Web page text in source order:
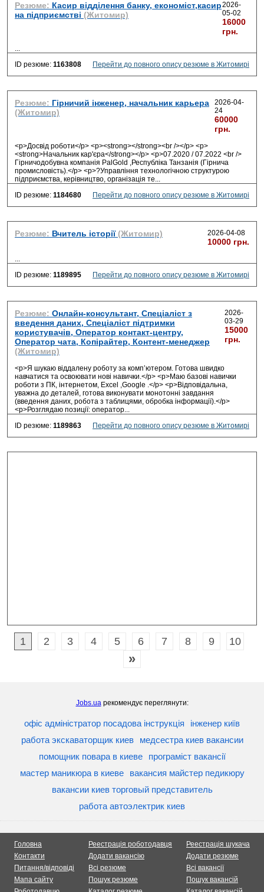
Резюме: Касир відділення банку, економіст,касир
на підприємстві (Житомир)
2026-
05-02
16000
грн.
...
ID резюме: 1163808 Перейти до повного опису резюме в Житомирі
Резюме: Гірничий інженер, начальник карьера
(Житомир)
2026-04-
24
60000
грн.
<p>Досвід роботи</p> <p><strong></strong><br /></p> <p>
<strong>Начальник кар'єра</strong></p> <p>07.2020 / 07.2022 <br />
Гірничодобувна компанія PalGold ,Республіка Танзанія (Гірнича
промисловість).</p> <p>?Управління технологічною структурою
підприємства, керівництво, організація те...
ID резюме: 1184680 Перейти до повного опису резюме в Житомирі
Резюме: Вчитель історії (Житомир) 2026-04-08
10000 грн.
...
ID резюме: 1189895 Перейти до повного опису резюме в Житомирі
Резюме: Онлайн-консультант, Спеціаліст з
введення даних, Спеціаліст підтримки
користувачів, Оператор контакт-центру,
Оператор чата, Копірайтер, Контент-менеджер
(Житомир)
2026-
03-29
15000
грн.
<p>Я шукаю віддалену роботу за комп’ютером. Готова швидко
навчатися та освоювати нові навички.</p> <p>Маю базові навички
роботи з ПК, інтернетом, Excel ,Google .</p> <p>Відповідальна,
уважна до деталей, готова виконувати монотонні завдання
(введення даних, робота з таблицями, обробка інформації).</p>
<p>Розглядаю позиції: оператор...
ID резюме: 1189863 Перейти до повного опису резюме в Житомирі
1 2 3 4 5 6 7 8 9 10
»
Jobs.uaрекомендує переглянути:
офіс адміністратор посадова інструкція
інженер київ
работа экскаваторщик киев
медсестра киев вакансии
помощник повара в киеве
програміст вакансії
мастер маникюра в киеве
вакансия майстер педикюру
вакансии киев торговый представитель
работа автоэлектрик киев
Головна
Контакти
Питання/відповіді
Мапа сайту
Реестрація роботодавця
Додати вакансію
Всі резюме
Пошук резюме
Реестрація шукача
Додати резюме
Всі вакансії
Пошук вакансій